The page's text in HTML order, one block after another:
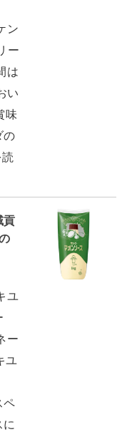
ン
ー
は
い
味
の
貢
ユ
ー
ユ
ペ
に